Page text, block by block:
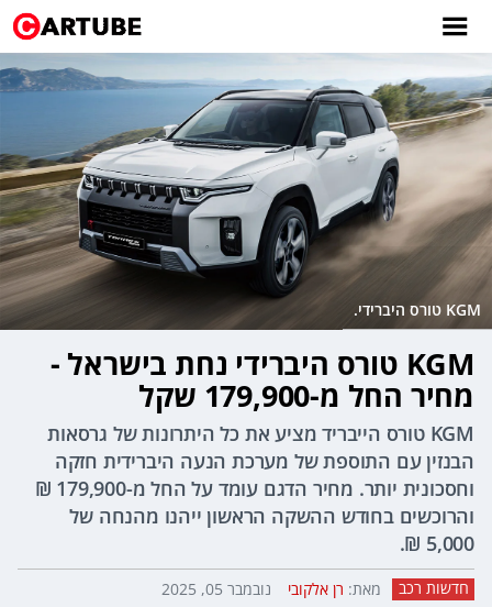
KGM טורס היברידי.
KGM טורס היברידי נחת בישראל -
מחיר החל מ-179,900 שקל
KGM טורס הייבריד מציע את כל היתרונות של גרסאות
הבנזין עם התוספת של מערכת הנעה היברידית חזקה
וחסכונית יותר. מחיר הדגם עומד על החל מ-179,900 ₪
והרוכשים בחודש ההשקה הראשון ייהנו מהנחה של
5,000 ₪.
חדשות רכב מאת: רן אלקובי נובמבר 05, 2025